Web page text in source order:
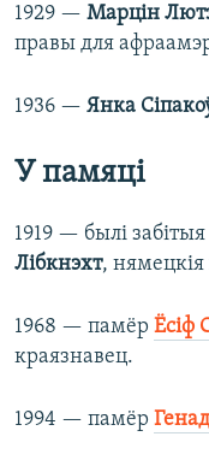
1929 — Марцін
правы для
1936 — Янка
У памяці
1919 — былі забітыя
Лібкнэхт,
1968 — памёр Ёсіф
краязнавец.
1994 — памёр